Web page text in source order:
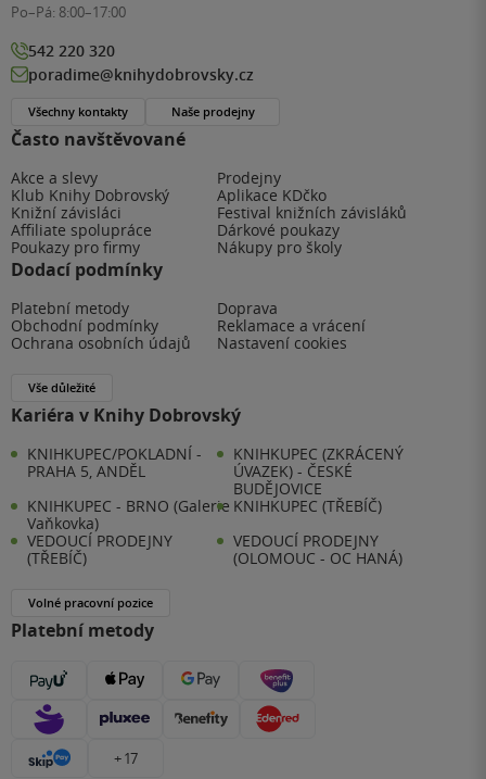
Často navštěvované
Akce a slevy
Prodejny
Klub Knihy Dobrovský
Aplikace KDčko
Knižní závisláci
Festival knižních závisláků
Affiliate spolupráce
Dárkové poukazy
Poukazy pro firmy
Nákupy pro školy
Dodací podmínky
Platební metody
Doprava
Obchodní podmínky
Reklamace a vrácení
Ochrana osobních údajů
Nastavení cookies
Vše důležité
Kariéra v Knihy Dobrovský
KNIHKUPEC/POKLADNÍ -
PRAHA 5, ANDĚL
KNIHKUPEC (ZKRÁCENÝ
ÚVAZEK) - ČESKÉ
BUDĚJOVICE
KNIHKUPEC - BRNO (Galerie
Vaňkovka)
KNIHKUPEC (TŘEBÍČ)
VEDOUCÍ PRODEJNY
(TŘEBÍČ)
VEDOUCÍ PRODEJNY
(OLOMOUC - OC HANÁ)
Volné pracovní pozice
Platební metody
+ 17
Po–Pá: 8:00–17:00
542 220 320
poradime@knihydobrovsky.cz
Všechny kontakty Naše prodejny